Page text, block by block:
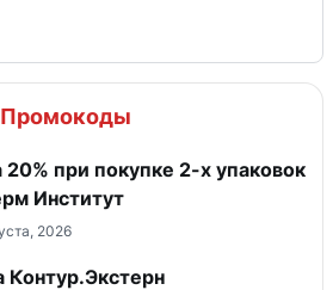
Промокоды
при покупке 2-х упаковок
Институт
2026
Контур.Экстерн